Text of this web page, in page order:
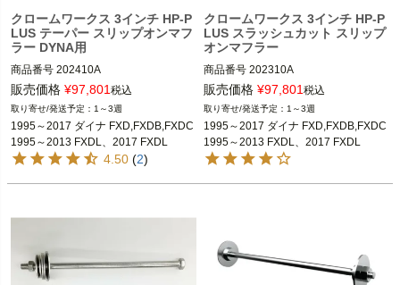
クロームワークス 3インチ HP-P
LUS テーパー スリップオンマフ
ラー DYNA用
商品番号 202410A
旧型番：202410
メーカー型番：202410,D型番：1801-
1995～2017 ダイナ
Khrome Werks（クローム ワークス）
販売価格 ¥97,801 税込
1～3週
1995～2017 ダイナ FXD,FXDB,FXDC
1995～2013 FXDL、2017 FXDL
4.50 (2)
クロームワークス 3インチ HP-P
LUS スラッシュカット スリップ
オンマフラー
商品番号 202310A
旧型番：202310
メーカー型番：202310,D型番：1801-
1995～2017 ダイナ FXD,FXDB,FXDC
※FXDF、FXDWG、FLD、2015～201
6 FXDL、FXDLSは不可
販売価格 ¥97,801 税込
1～3週
1995～2017 ダイナ FXD,FXDB,FXDC
1995～2013 FXDL、2017 FXDL